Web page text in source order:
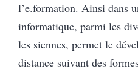
l’e.formation. Ainsi dans
informatique, parmi les
les siennes, permet le
distance suivant des